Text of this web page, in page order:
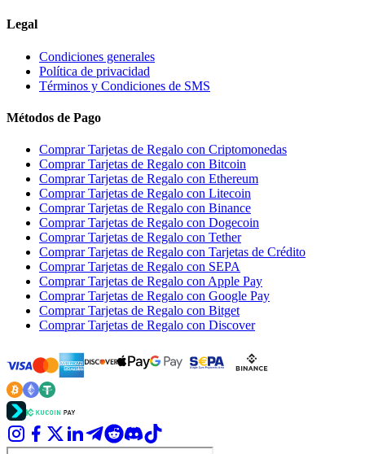
Legal
Condiciones generales
Política de privacidad
Términos y Condiciones de SMS
Métodos de Pago
Comprar Tarjetas de Regalo con Criptomonedas
Comprar Tarjetas de Regalo con Bitcoin
Comprar Tarjetas de Regalo con Ethereum
Comprar Tarjetas de Regalo con Litecoin
Comprar Tarjetas de Regalo con Binance
Comprar Tarjetas de Regalo con Dogecoin
Comprar Tarjetas de Regalo con Tether
Comprar Tarjetas de Regalo con Tarjetas de Crédito
Comprar Tarjetas de Regalo con SEPA
Comprar Tarjetas de Regalo con Apple Pay
Comprar Tarjetas de Regalo con Google Pay
Comprar Tarjetas de Regalo con Bitget
Comprar Tarjetas de Regalo con Discover